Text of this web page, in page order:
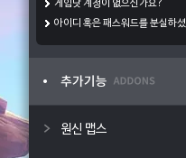
게임닷 계정이 없으신가요?
아이디 혹은 패스워드를 분실하
원신 맵스